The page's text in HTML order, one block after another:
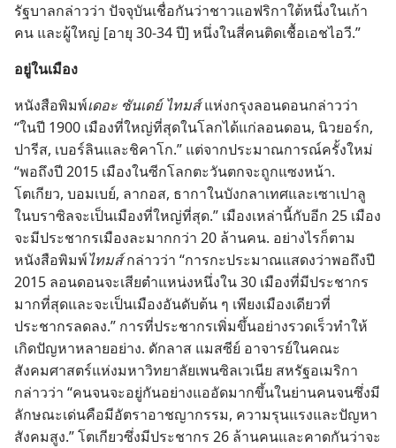
รัฐบาล​กล่าว​ว่า ปัจจุบัน​เชื่อ​กัน​ว่า​ชาว​แอฟริกา​ใต้​หนึ่ง​ใน​เก้า​
คน และ​ผู้​ใหญ่ [อายุ 30-34 ปี] หนึ่ง​ใน​สี่​คน​ติด​เชื้อ​เอช​ไอ​วี.”
อยู่​ใน​เมือง
หนังสือ​พิมพ์​เดอะ ซันเดย์ ไทมส์แห่ง​กรุง​ลอนดอน​กล่าว​ว่า
“ใน​ปี 1900 เมือง​ที่​ใหญ่​ที่​สุด​ใน​โลก​ได้​แก่​ลอนดอน, นิวยอร์ก,
ปารีส, เบอร์ลิน​และ​ชิคาโก.” แต่​จาก​ประมาณ​การณ์​ครั้ง​ใหม่
“พอ​ถึง​ปี 2015 เมือง​ใน​ซีก​โลก​ตะวัน​ตก​จะ​ถูก​แซง​หน้า.
โตเกียว, บอมเบย์, ลากอส, ธากา​ใน​บังกลาเทศ​และ​เซาเปาลู​
ใน​บราซิล​จะ​เป็น​เมือง​ที่​ใหญ่​ที่​สุด.” เมือง​เหล่า​นี้​กับ​อีก 25 เมือง​
จะ​มี​ประชากร​เมือง​ละ​มาก​กว่า 20 ล้าน​คน. อย่าง​ไร​ก็​ตาม
หนังสือ​พิมพ์​ไทมส์กล่าว​ว่า “การ​กะ​ประมาณ​แสดง​ว่า​พอ​ถึง​ปี
2015 ลอนดอน​จะ​เสีย​ตำแหน่ง​หนึ่ง​ใน 30 เมือง​ที่​มี​ประชากร​
มาก​ที่​สุด​และ​จะ​เป็น​เมือง​อันดับ​ต้น ๆ เพียง​เมือง​เดียว​ที่​
ประชากร​ลด​ลง.” การ​ที่​ประชากร​เพิ่ม​ขึ้น​อย่าง​รวด​เร็ว​ทำ​ให้​
เกิด​ปัญหา​หลาย​อย่าง. ดักลาส แมสซีย์ อาจารย์​ใน​คณะ​
สังคมศาสตร์​แห่ง​มหาวิทยาลัย​เพนซิลเวเนีย สหรัฐ​อเมริกา
กล่าว​ว่า “คน​จน​จะ​อยู่​กัน​อย่าง​แออัด​มาก​ขึ้น​ใน​ย่าน​คน​จน​ซึ่ง​มี​
ลักษณะ​เด่น​คือ​มี​อัตรา​อาชญากรรม, ความ​รุนแรง​และ​ปัญหา​
สังคม​สูง.” โตเกียว​ซึ่ง​มี​ประชากร 26 ล้าน​คน​และ​คาด​กัน​ว่า​จะ​